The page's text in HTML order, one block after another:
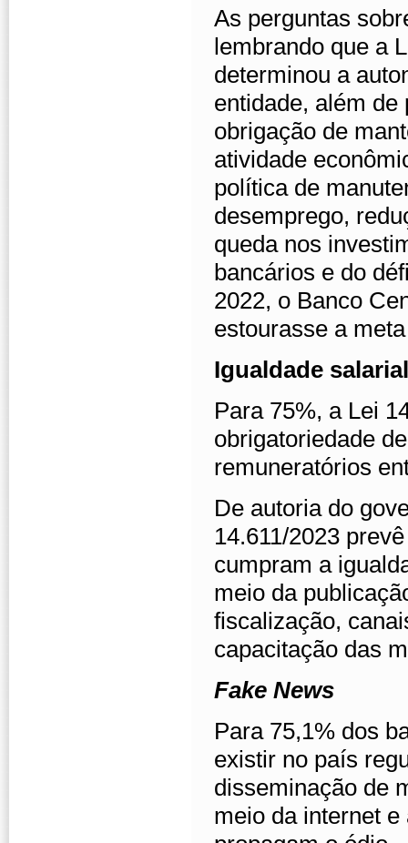
As perguntas
lembrando que a
determinou a
entidade, além
obrigação de
atividade
política de
desemprego,
queda nos
bancários e do
2022, o Banco
estourasse a
Igualdade salarial
Para 75%, a Lei
obrigatoriedade
remuneratórios
De autoria do
14.611/2023
cumpram a
meio da
fiscalização,
capacitação das
Fake News
Para 75,1% dos
existir no país
disseminação de
meio da internet